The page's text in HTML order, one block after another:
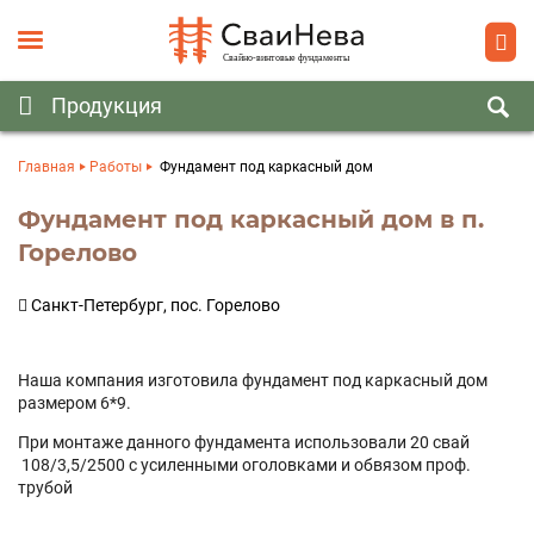
Главная Работы Фундамент под каркасный дом
Фундамент под каркасный дом в п.
Горелово
Санкт-Петербург, пос. Горелово
Наша компания изготовила фундамент под каркасный дом
размером 6*9.
При монтаже данного фундамента использовали 20 свай
108/3,5/2500 с усиленными оголовками и обвязом проф.
трубой